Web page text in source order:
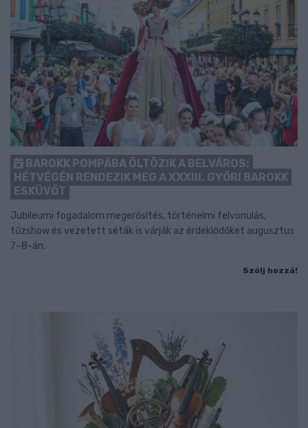
BAROKK POMPÁBA ÖLTÖZIK A BELVÁROS:
HÉTVÉGÉN RENDEZIK MEG A XXXIII. GYŐRI BAROKK
ESKÜVŐT
Jubileumi fogadalom megerősítés, történelmi felvonulás,
tűzshow és vezetett séták is várják az érdeklődőket augusztus
7–8-án.
Szólj hozzá!